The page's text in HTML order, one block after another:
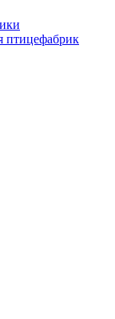
птицефабрик